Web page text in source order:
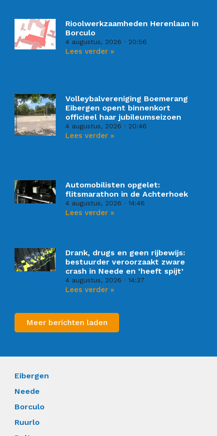
Rioolwerkzaamheden Herenlaan in
Borculo
4 augustus, 2026 20:56
Lees verder »
Volleybalvereniging Boemerang
Eibergen opent binnenkort
officieel haar jubileumseizoen
4 augustus, 2026 20:46
Lees verder »
Automobilisten opgelet:
flitsmarathon in de Achterhoek
4 augustus, 2026 14:46
Lees verder »
Drank, drugs en geen rijbewijs:
bestuurder veroorzaakt zware
crash in Neede en ‘heeft spijt’
4 augustus, 2026 14:37
Lees verder »
Meer berichten laden
Eibergen
Neede
Borculo
Ruurlo